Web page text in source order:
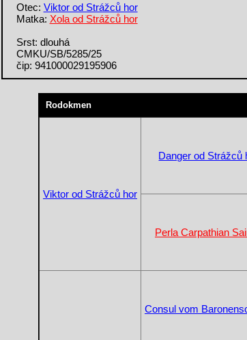
Otec: Viktor od Strážců hor
Matka: Xola od Strážců hor
Srst: dlouhá
CMKU/SB/5285/25
čip: 941000029195906
Rodokmen
Viktor od Strážců hor
Danger od Strážců
Perla Carpathian
Consul vom